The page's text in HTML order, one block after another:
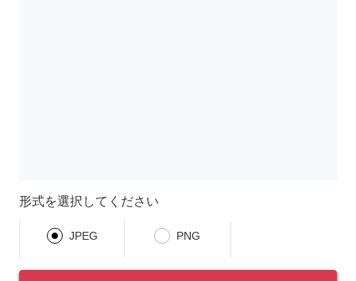
形式を選択してください
JPEG PNG